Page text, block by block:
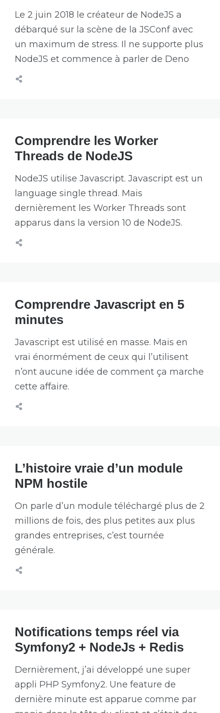
Le 2 juin 2018 le créateur de NodeJS a
débarqué sur la scène de la JSConf avec
un maximum de stress. Il ne supporte plus
NodeJS et commence à parler de Deno
Comprendre les Worker
Threads de NodeJS
NodeJS utilise Javascript. Javascript est un
language single thread. Mais
dernièrement les Worker Threads sont
apparus dans la version 10 de NodeJS.
Comprendre Javascript en 5
minutes
Javascript est utilisé en masse. Mais en
vrai énormément de ceux qui l’utilisent
n’ont aucune idée de comment ça marche
cette affaire.
L’histoire vraie d’un module
NPM hostile
On parle d’un module téléchargé plus de 2
millions de fois, des plus petites aux plus
grandes entreprises, c’est tournée
générale.
Notifications temps réel via
Symfony2 + NodeJs + Redis
Dernièrement, j’ai développé une super
appli PHP Symfony2. Une feature de
dernière minute est apparue comme par